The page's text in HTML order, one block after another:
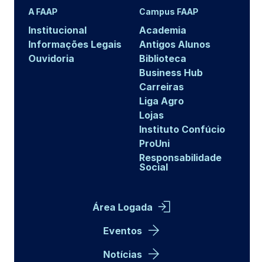
A FAAP
Institucional
Informações Legais
Ouvidoria
Campus FAAP
Academia
Antigos Alunos
Biblioteca
Business Hub
Carreiras
Liga Agro
Lojas
Instituto Confúcio
ProUni
Responsabilidade
Social
Área Logada
Eventos
Notícias